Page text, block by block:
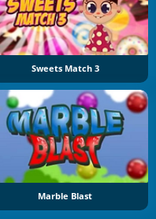
Sweets Match 3
Marble Blast